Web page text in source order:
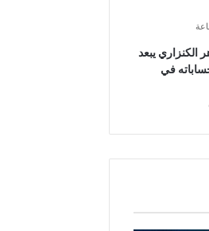
الكنزاري يبعد
في